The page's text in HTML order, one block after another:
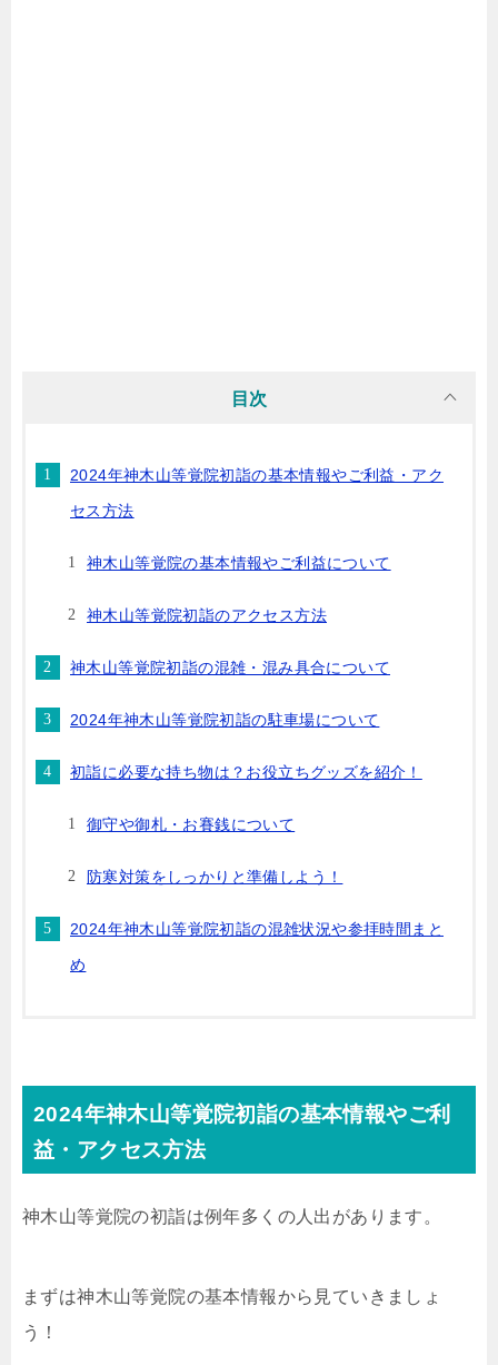
目次
2024年神木山等覚院初詣の基本情報やご利益・アク
セス方法
神木山等覚院の基本情報やご利益について
神木山等覚院初詣のアクセス方法
神木山等覚院初詣の混雑・混み具合について
2024年神木山等覚院初詣の駐車場について
初詣に必要な持ち物は？お役立ちグッズを紹介！
御守や御札・お賽銭について
防寒対策をしっかりと準備しよう！
2024年神木山等覚院初詣の混雑状況や参拝時間まと
め
2024年神木山等覚院初詣の基本情報やご利
益・アクセス方法
神木山等覚院の初詣は例年多くの人出があります。
まずは神木山等覚院の基本情報から見ていきましょ
う！